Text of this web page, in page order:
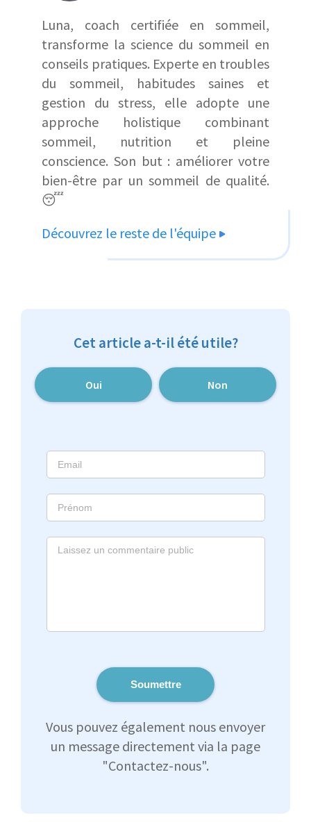
Luna, coach certifiée en sommeil,
transforme la science du sommeil en
conseils pratiques. Experte en troubles
du sommeil, habitudes saines et
gestion du stress, elle adopte une
approche holistique combinant
sommeil, nutrition et pleine
conscience. Son but : améliorer votre
bien-être par un sommeil de qualité.
😴
Découvrez le reste de l'équipe
Cet article a-t-il été utile?
Oui Non
Soumettre
Vous pouvez également nous envoyer
un message directement via la page
"Contactez-nous".